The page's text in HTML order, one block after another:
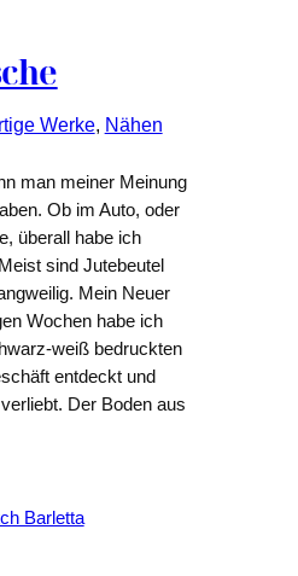
Werke, Nähen
man meiner Meinung
Ob im Auto, oder
überall habe ich
sind Jutebeutel
Mein Neuer
Wochen habe ich
weiß bedruckten
entdeckt und
Der Boden aus